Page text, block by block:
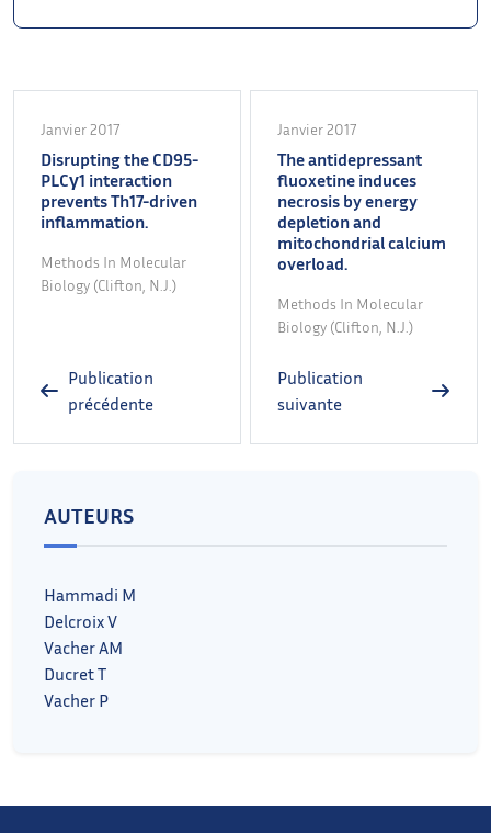
Janvier 2017
Disrupting the CD95-
PLCγ1 interaction
prevents Th17-driven
inflammation.
Methods In Molecular
Biology (Clifton, N.J.)
Publication
précédente
Janvier 2017
The antidepressant
fluoxetine induces
necrosis by energy
depletion and
mitochondrial calcium
overload.
Methods In Molecular
Biology (Clifton, N.J.)
Publication
suivante
AUTEURS
Hammadi M
Delcroix V
Vacher AM
Ducret T
Vacher P